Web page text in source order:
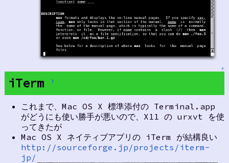
↑
iTerm †
これまで、Mac OS X 標準添付の Terminal.app
がどうにも使い勝手が悪いので、X11 の urxvt を使
ってきたが
Mac OS X ネイティブアプリの iTerm が結構良い
http://sourceforge.jp/projects/iterm-
jp/